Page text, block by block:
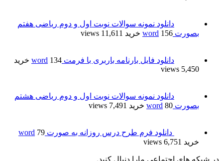
دانلود نمونه سوالات نوبت اول و دوم ریاضی هفتم
بصورت word 156 خرید 11,611 views
دانلود فایل بارنامه باربری با فرمت word 134 خرید
5,450 views
دانلود نمونه سوالات نوبت اول و دوم ریاضی هشتم
بصورت word 80 خرید 7,491 views
دانلود فرم طرح درس روزانه به صورت word 79
خرید 6,751 views
در شبکه های اجتماعی مارا دنبال کنید.